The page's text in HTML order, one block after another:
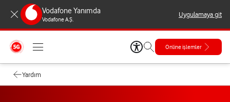
Vodafone Yanımda
Vodafone A.Ş.
Uygulamaya git
Online işlemler
Yardım